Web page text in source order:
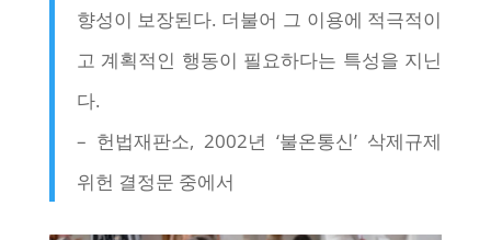
향성이 보장된다. 더불어 그 이용에 적극적이
고 계획적인 행동이 필요하다는 특성을 지닌
다.
– 헌법재판소, 2002년 ‘불온통신’ 삭제규제
위헌 결정문 중에서